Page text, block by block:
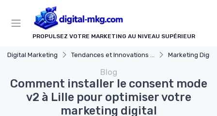
PROPULSEZ VOTRE MARKETING AU NIVEAU SUPÉRIEUR
Digital Marketing Tendances et Innovations marketing digital Marketing Digital et
Blog
Comment installer le consent mode
v2 à Lille pour optimiser votre
marketing digital
Panneau de gestion des cookies